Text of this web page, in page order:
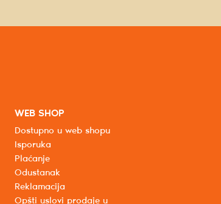
WEB SHOP
Dostupno u web shopu
Isporuka
Plaćanje
Odustanak
Reklamacija
Opšti uslovi prodaje u